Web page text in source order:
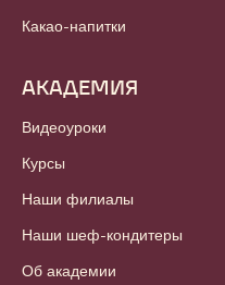
Какао-напитки
АКАДЕМИЯ
Видеоуроки
Курсы
Наши филиалы
Наши шеф-кондитеры
Об академии